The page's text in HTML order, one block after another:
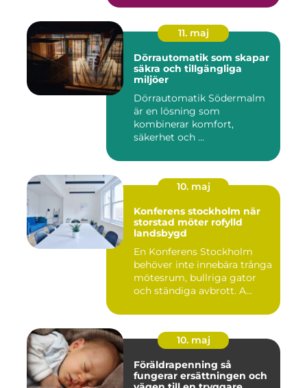
11. maj
Dörrautomatik som skapar
säkra och tillgängliga
miljöer
Dörrautomatik Södermalm
är en lösning som
kombinerar komfort,
säkerhet och ...
10. maj
Konferens stockholm när
storstad möter rofylld
landsbygd
En Konferens Stockholm
behöver inte innebära trånga
mötesrum, bullriga gator
och ständiga avbrott. A...
10. maj
Föräldrapenning så
fungerar ersättningen och